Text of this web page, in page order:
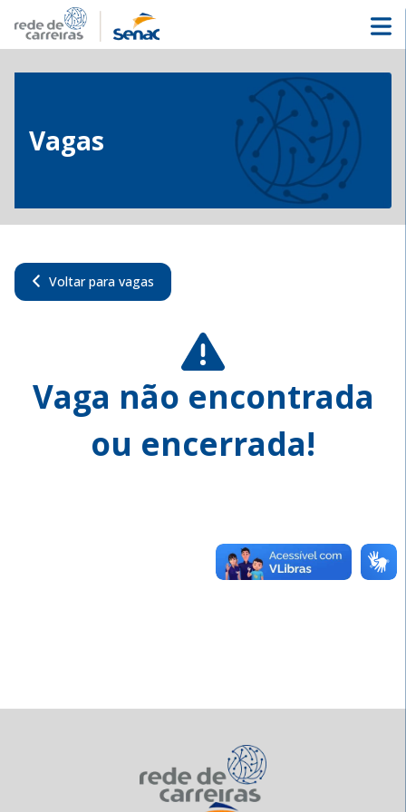
Vagas
Voltar para vagas
Vaga não encontrada
ou encerrada!